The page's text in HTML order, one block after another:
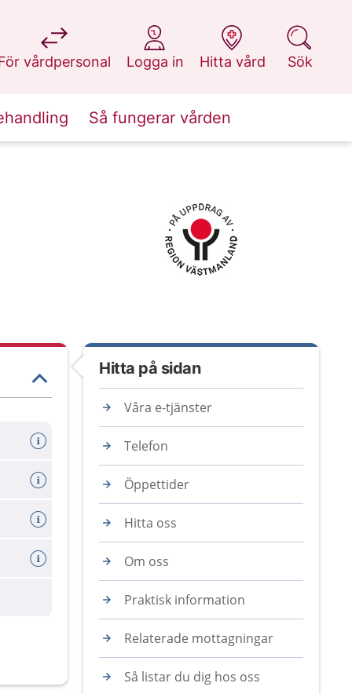
vårdpersonal
på 1177.se
Logga in
på 1177.se
Hitta vård
på 1177.se
Sök
på 1177.se
Så fungerar vården
Hitta på sidan
Våra e-tjänster
Telefon
Öppettider
Hitta oss
Om oss
Praktisk information
Relaterade mottagningar
Så listar du dig hos oss